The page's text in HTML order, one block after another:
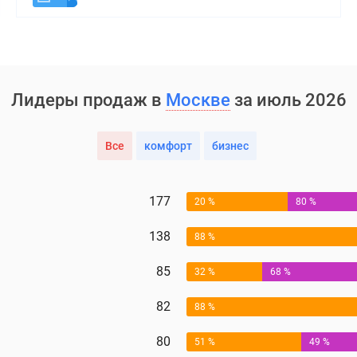
Лидеры продаж в Москве за июль 2026
Все комфорт бизнес
177 20 % 80 %
138 88 %
85 32 % 68 %
82 88 %
80 51 % 49 %